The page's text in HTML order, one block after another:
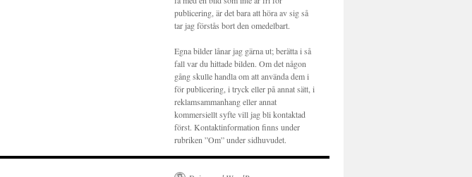
publicering, är det bara att höra av sig så
tar jag förstås bort den omedelbart.
Egna bilder lånar jag gärna ut; berätta i så
fall var du hittade bilden. Om det någon
gång skulle handla om att använda dem i
för publicering, i tryck eller på annat sätt, i
reklamsammanhang eller annat
kommersiellt syfte vill jag bli kontaktad
först. Kontaktinformation finns under
rubriken ”Om” under sidhuvudet.